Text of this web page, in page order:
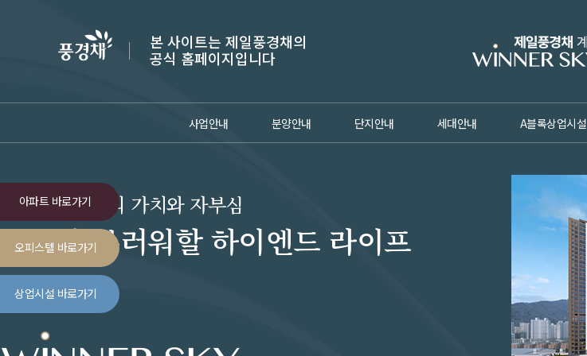
본 사이트는 제일풍경채의
공식 홈페이지입니다
사업안내 분양안내 단지안내 세대안내 A블록상업시설
아파트 바로가기
오피스텔 바로가기
상업시설 바로가기
공간, 그 이상의 가치와 자부심
모두가 부러워할 하이엔드 라이프